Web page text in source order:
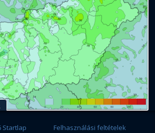
Startlap Felhasználási feltételek